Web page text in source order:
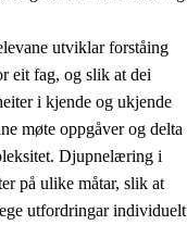
utviklar forståing
eit fag, og slik at dei
i kjende og ukjende
møte oppgåver og delta
Djupnelæring i
på ulike måtar, slik at
utfordringar individuelt